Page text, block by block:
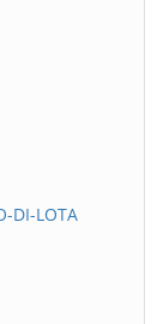
DI-LOTA